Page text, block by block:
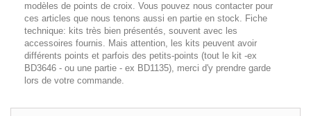
modèles de points de croix. Vous pouvez nous contacter pour
ces articles que nous tenons aussi en partie en stock. Fiche
technique: kits très bien présentés, souvent avec les
accessoires fournis. Mais attention, les kits peuvent avoir
différents points et parfois des petits-points (tout le kit -ex
BD3646 - ou une partie - ex BD1135), merci d'y prendre garde
lors de votre commande.